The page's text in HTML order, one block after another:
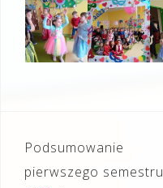
Nawigacja
wpisu
Podsumowanie
pierwszego semestru